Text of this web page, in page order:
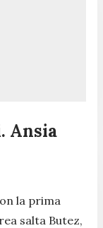
Ansia
la prima
salta Butez,